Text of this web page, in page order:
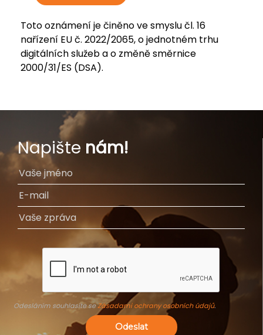
Toto oznámení je činěno ve smyslu čl. 16
nařízení EU č. 2022/2065, o jednotném trhu
digitálních služeb a o změně směrnice
2000/31/ES (DSA).
Napište nám!
Odesláním souhlasíte seZásadami ochrany osobních údajů.
Odeslat